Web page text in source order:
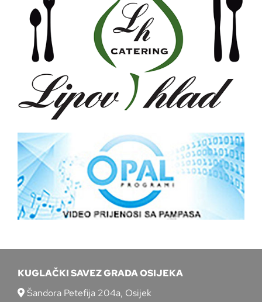
KUGLAČKI SAVEZ GRADA OSIJEKA
Šandora Petefija 204a, Osijek